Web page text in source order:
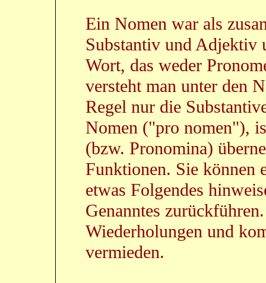
Ein Nomen war als
Substantiv und Adjektiv
Wort, das weder
versteht man unter den
Regel nur die
Nomen ("pro nomen"),
(bzw. Pronomina)
Funktionen. Sie können
etwas Folgendes
Genanntes
Wiederholungen und
vermieden.